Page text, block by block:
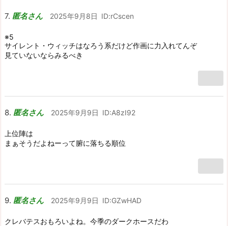
匿名さん 2025年9月8日 ID:rCscen
※5
サイレント・ウィッチはなろう系だけど作画に力入れてんぞ
見ていないならみるべき
匿名さん 2025年9月9日 ID:A8zI92
上位陣は
まぁそうだよねーって腑に落ちる順位
匿名さん 2025年9月9日 ID:GZwHAD
クレバテスおもろいよね。今季のダークホースだわ